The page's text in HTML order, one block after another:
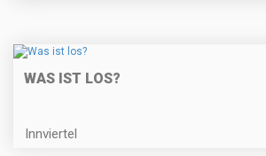
WAS IST LOS?
Innviertel